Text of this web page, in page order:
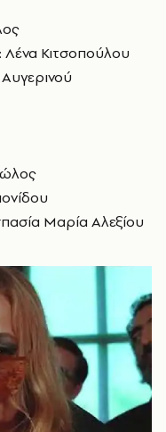
Κιτσοπούλου
Μαρία Αλεξίου